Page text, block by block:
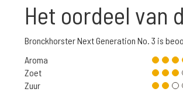
Het oordeel van
Bronckhorster Next Generation No. 3 is
Aroma
Zoet
Zuur